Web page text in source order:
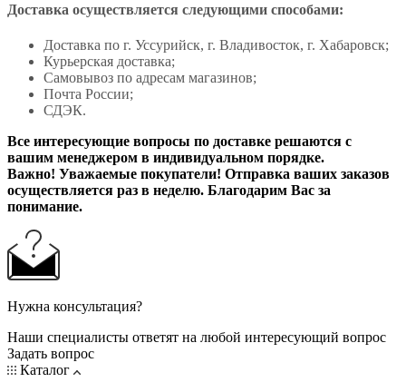
Доставка осуществляется следующими способами:
Доставка по г. Уссурийск, г. Владивосток, г. Хабаровск;
Курьерская доставка;
Самовывоз по адресам магазинов;
Почта России;
СДЭК.
Все интересующие вопросы по доставке решаются с
вашим менеджером в индивидуальном порядке.
Важно! Уважаемые покупатели! Отправка ваших заказов
осуществляется раз в неделю. Благодарим Вас за
понимание.
Нужна консультация?
Наши специалисты ответят на любой интересующий вопрос
Задать вопрос
Каталог